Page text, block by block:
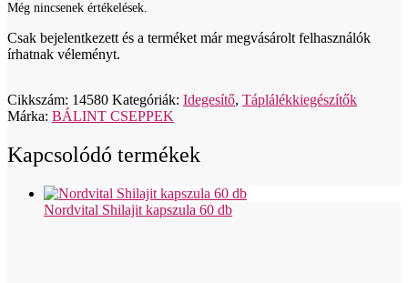
Még nincsenek értékelések.
Csak bejelentkezett és a terméket már megvásárolt felhasználók
írhatnak véleményt.
Cikkszám: 14580 Kategóriák: Idegesítő, Táplálékkiegészítők
Márka: BÁLINT CSEPPEK
Kapcsolódó termékek
Nordvital Shilajit kapszula 60 db